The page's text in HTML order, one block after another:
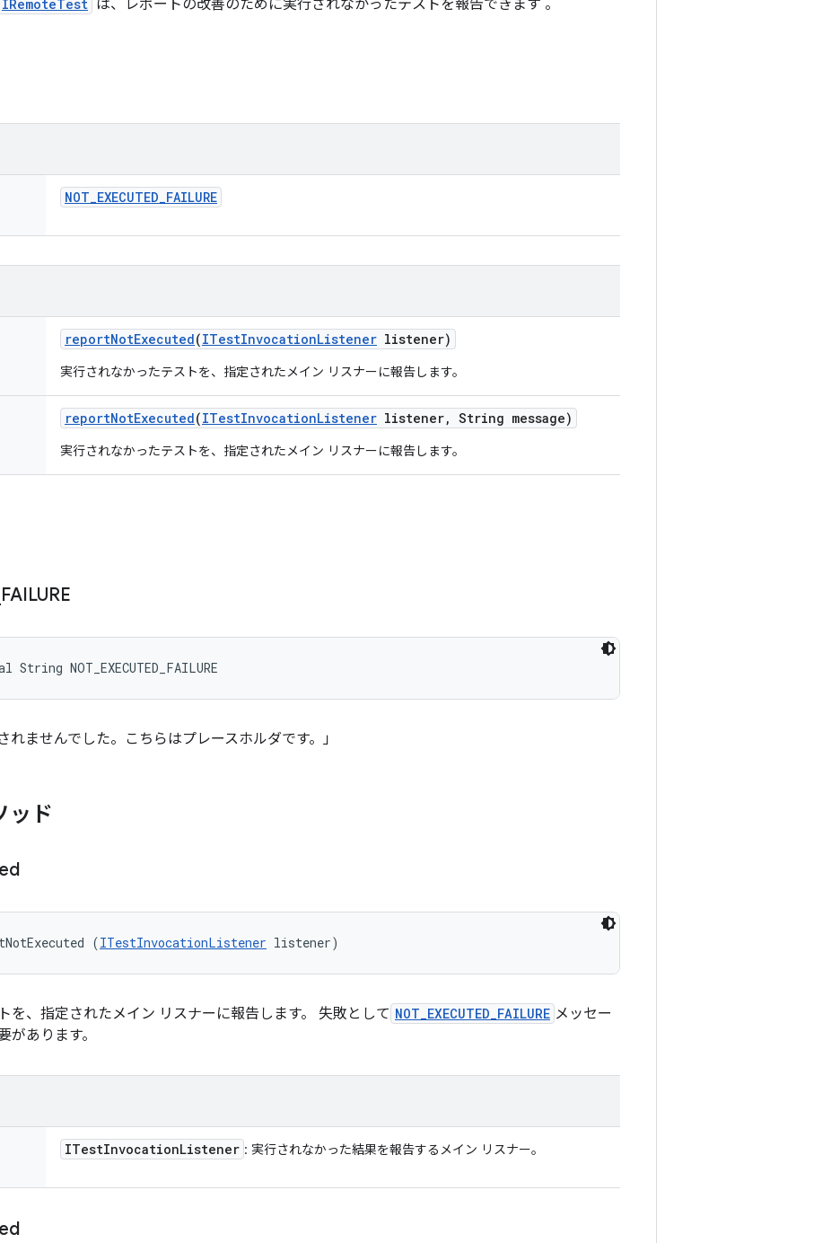
IRemoteTest は、レポートの改善のために実行されなかったテストを報告できます 。
NOT_EXECUTED_FAILURE
reportNotExecuted(ITestInvocationListener listener)
実行されなかったテストを、指定されたメイン リスナーに報告します。
reportNotExecuted(ITestInvocationListener listener, String message)
実行されなかったテストを、指定されたメイン リスナーに報告します。
FAILURE
NOT_EXECUTED_FAILURE
ませんでした。こちらはプレースホルダです。」
ッド
(ITestInvocationListener listener)
を、指定されたメイン リスナーに報告します。 失敗として NOT_EXECUTED_FAILURE メッセー
があります。
ITestInvocationListener : 実行されなかった結果を報告するメイン リスナー。